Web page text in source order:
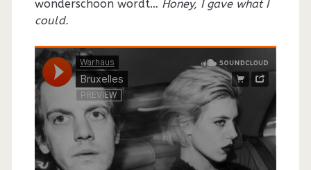
wonderschoon wordt… Honey, I gave what I
could.